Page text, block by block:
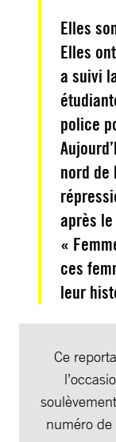
Elles
Elles
a suivi
police
nord de
après
«
ces
leur
Ce
numéro de